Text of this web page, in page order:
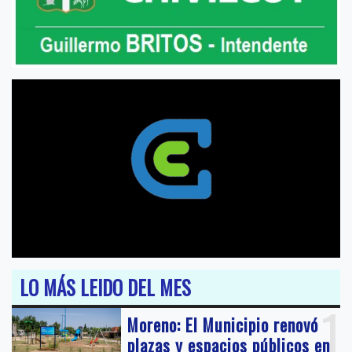
LO MÁS LEIDO DEL MES
1
Moreno: El Municipio renovó
plazas y espacios públicos en